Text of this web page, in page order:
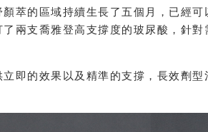
萃的區域持續生長了五個月，已經
兩支喬雅登高支撐度的玻尿酸，針
即的效果以及精準的支撐，長效劑